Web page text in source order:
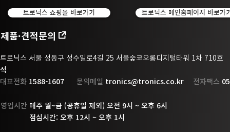
트로닉스 쇼핑몰 바로가기
제품·견적문의
트로닉스 메인홈페이지 바로가
트로닉스 서울 성동구 성수일로4길 25 서울숲코오롱디지털타워 1차 710
석
대표전화 1588-1607 문의메일 tronics@tronics.co.kr 전자팩스
영업시간 매주 월~금 (공휴일 제외) 오전 9시 ~ 오후 6시
점심시간: 오후 12시 ~ 오후 1시